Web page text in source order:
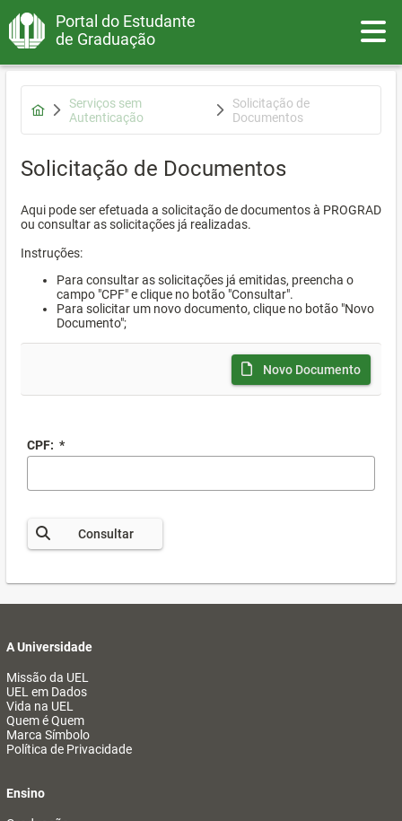
Portal do Estudante
de Graduação
Serviços sem
Autenticação
Solicitação de
Documentos
Solicitação de Documentos
Aqui pode ser efetuada a solicitação de documentos à PROGRAD
ou consultar as solicitações já realizadas.
Instruções:
Para consultar as solicitações já emitidas, preencha o
campo "CPF" e clique no botão "Consultar".
Para solicitar um novo documento, clique no botão "Novo
Documento";
Novo Documento
CPF: *
Consultar
A Universidade
Missão da UEL
UEL em Dados
Vida na UEL
Quem é Quem
Marca Símbolo
Política de Privacidade
Ensino